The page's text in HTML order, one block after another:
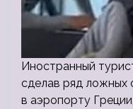
Иностранный
сделав ряд ложных
в аэропорту